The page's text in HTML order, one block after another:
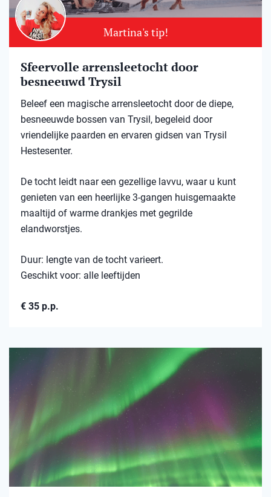
Martina's tip!
Sfeervolle arrensleetocht door
besneeuwd Trysil​
Beleef een magische arrensleetocht door de diepe,
besneeuwde bossen van Trysil, begeleid door
vriendelijke paarden en ervaren gidsen van Trysil
Hestesenter.
De tocht leidt naar een gezellige lavvu, waar u kunt
genieten van een heerlijke 3-gangen huisgemaakte
maaltijd of warme drankjes met gegrilde
elandworstjes.
Duur: lengte van de tocht varieert.
Geschikt voor: alle leeftijden
€ 35 p.p.